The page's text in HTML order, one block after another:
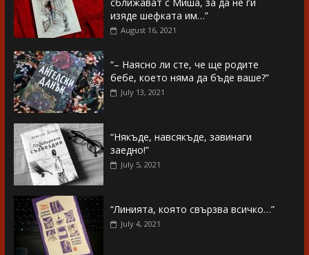
изяде шефката им…”
August 16, 2021
“– Наясно ли сте, че ще родите
бебе, което няма да бъде ваше?”
July 13, 2021
“Някъде, навсякъде, завинаги
заедно!”
July 5, 2021
“Линията, която свързва всичко…”
July 4, 2021